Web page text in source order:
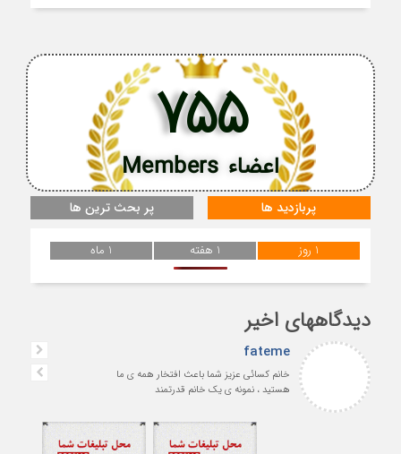
اعضاء Members
755
پربازدید ها پر بحث ترین ها
1 روز 1 هفته 1 ماه
دیدگاههای اخیر
fateme
خانم کسائی عزیز شما باعث افتخار همه ی ما
هستید ، نمونه ی یک خانم قدرتمند